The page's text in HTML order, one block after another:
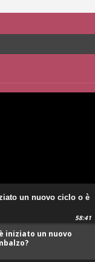
un nuovo ciclo o è
58:41
iniziato un nuovo